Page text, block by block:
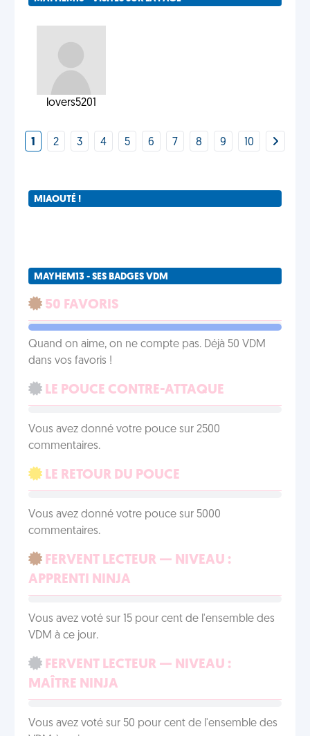
lovers5201
1 2 3 4 5 6 7 8 9 10
MIAOUTÉ !
MAYHEM13 - SES BADGES VDM
50 FAVORIS
Quand on aime, on ne compte pas. Déjà 50 VDM
dans vos favoris !
LE POUCE CONTRE-ATTAQUE
Vous avez donné votre pouce sur 2500
commentaires.
LE RETOUR DU POUCE
Vous avez donné votre pouce sur 5000
commentaires.
FERVENT LECTEUR — NIVEAU :
APPRENTI NINJA
Vous avez voté sur 15 pour cent de l'ensemble des
VDM à ce jour.
FERVENT LECTEUR — NIVEAU :
MAÎTRE NINJA
Vous avez voté sur 50 pour cent de l'ensemble des